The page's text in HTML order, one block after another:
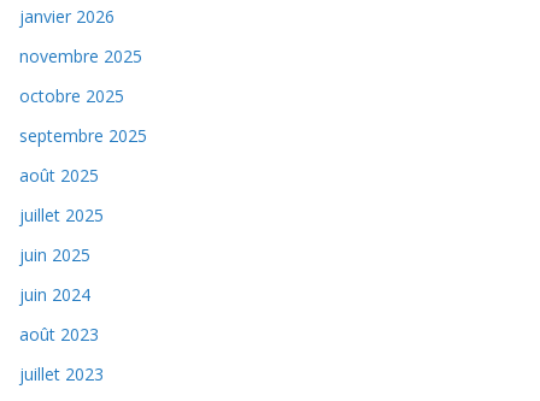
janvier 2026
novembre 2025
octobre 2025
septembre 2025
août 2025
juillet 2025
juin 2025
juin 2024
août 2023
juillet 2023